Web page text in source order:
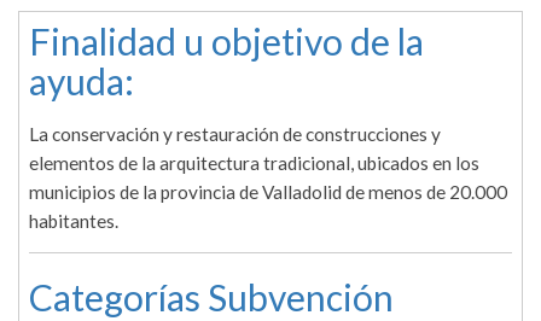
Finalidad u objetivo de la
ayuda:
La conservación y restauración de construcciones y
elementos de la arquitectura tradicional, ubicados en los
municipios de la provincia de Valladolid de menos de 20.000
habitantes.
Categorías Subvención